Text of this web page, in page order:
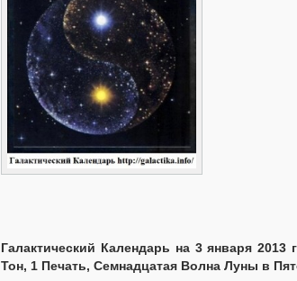
Галактический Календарь на 3 января 2013
Тон, 1 Печать, Семнадцатая Волна Луны в